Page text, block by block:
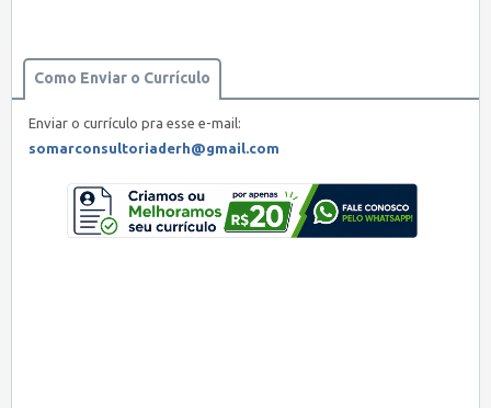
Como Enviar o Currículo
Enviar o currículo pra esse e-mail:
somarconsultoriaderh@gmail.com